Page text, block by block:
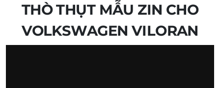
THÒ THỤT MẪU ZIN CHO
VOLKSWAGEN VILORAN